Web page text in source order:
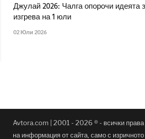
Джулай 2026: Чалга опорочи идеята
изгрева на 1 юли
02 Юли 2026
Avtora.com | 2001 - 2026 ® - всички права
на информация от сайта, само с